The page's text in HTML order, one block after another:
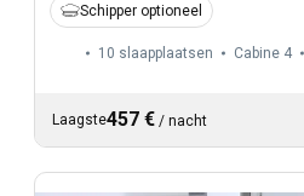
Schipper optioneel
10 slaapplaatsen Cabine 4
Laagste457 € / nacht